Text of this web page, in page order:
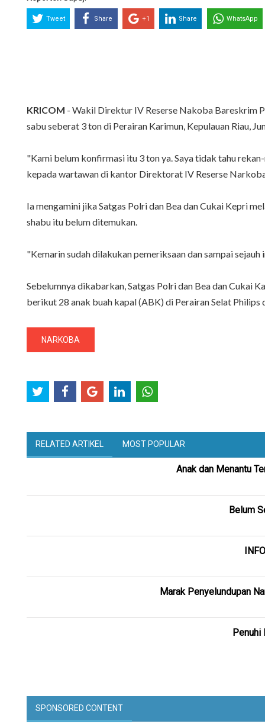
Tweet Share +1 Share WhatsApp
KRICOM - Wakil Direktur IV Reserse Nakoba Bareskrim
sabu seberat 3 ton di Perairan Karimun, Kepulauan Riau,
"Kami belum konfirmasi itu 3 ton ya. Saya tidak tahu
kepada wartawan di kantor Direktorat IV Reserse
Ia mengamini jika Satgas Polri dan Bea dan Cukai Kepri
shabu itu belum ditemukan.
"Kemarin sudah dilakukan pemeriksaan dan sampai
Sebelumnya dikabarkan, Satgas Polri dan Bea dan Cukai
berikut 28 anak buah kapal (ABK) di Perairan Selat
NARKOBA
RELATED ARTIKEL MOST POPULAR
Anak dan Menantu
Belum
Marak Penyelundupan
Penuhi
SPONSORED CONTENT